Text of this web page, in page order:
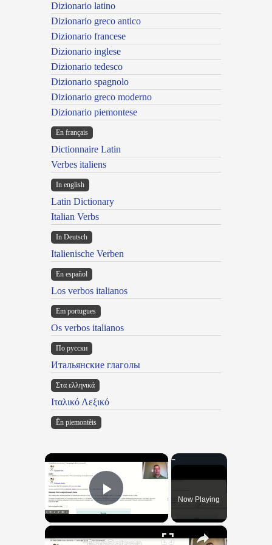
Dizionario latino
Dizionario greco antico
Dizionario francese
Dizionario inglese
Dizionario tedesco
Dizionario spagnolo
Dizionario greco moderno
Dizionario piemontese
En français
Dictionnaire Latin
Verbes italiens
In english
Latin Dictionary
Italian Verbs
In Deutsch
Italienische Verben
En español
Los verbos italianos
Em portugues
Os verbos italianos
По русски
Итальянские глаголы
Στα ελληνικά
Ιταλικό Λεξικό
Ën piemontèis
×
Play VideoNow Playing
×